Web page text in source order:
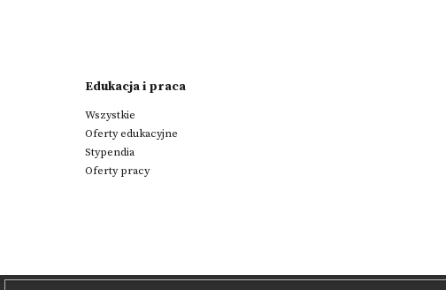
Edukacja i praca
Wszystkie
Oferty edukacyjne
Stypendia
Oferty pracy